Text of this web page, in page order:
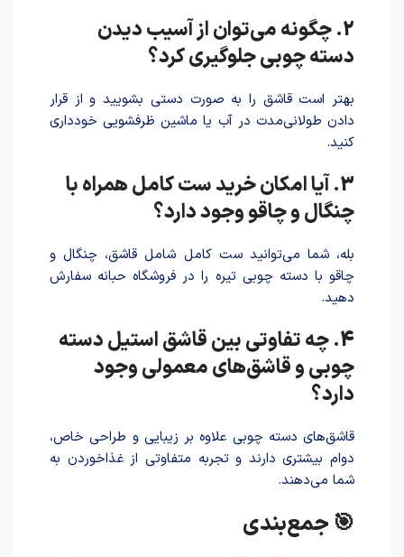
2. چگونه می‌توان از آسیب دیدن
دسته چوبی جلوگیری کرد؟
بهتر است قاشق را به صورت دستی بشویید و از قرار
دادن طولانی‌مدت در آب یا ماشین ظرفشویی خودداری
کنید.
3. آیا امکان خرید ست کامل همراه با
چنگال و چاقو وجود دارد؟
بله، شما می‌توانید ست کامل شامل قاشق، چنگال و
چاقو با دسته چوبی تیره را در فروشگاه حبانه سفارش
دهید.
4. چه تفاوتی بین قاشق استیل دسته
چوبی و قاشق‌های معمولی وجود
دارد؟
قاشق‌های دسته چوبی علاوه بر زیبایی و طراحی خاص،
دوام بیشتری دارند و تجربه متفاوتی از غذاخوردن به
شما می‌دهند.
🎯 جمع‌بندی